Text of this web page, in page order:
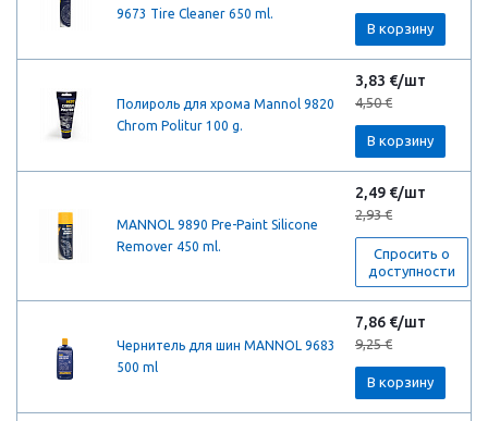
9673 Tire Cleaner 650 ml.
В корзину
Полироль для хрома Mannol 9820
Chrom Politur 100 g.
3,83 €/шт
4,50 €
В корзину
MANNOL 9890 Pre-Paint Silicone
Remover 450 ml.
2,49 €/шт
2,93 €
Спросить о
доступности
Чернитель для шин MANNOL 9683
500 ml
7,86 €/шт
9,25 €
В корзину